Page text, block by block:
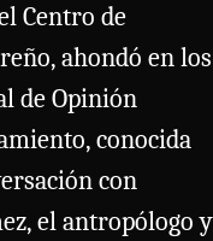
Centro de
ahondó en los
de Opinión
conocida
con
el antropólogo y